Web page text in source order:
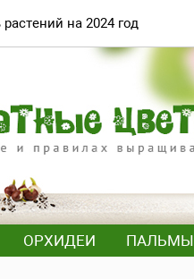
на 2024 год
ОРХИДЕИ ПАЛЬМЫ